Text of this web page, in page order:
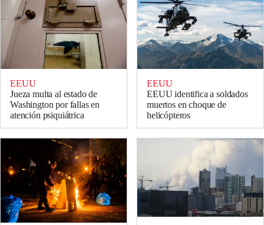
EEUU
Jueza multa al estado de
Washington por fallas en
atención psiquiátrica
EEUU
EEUU identifica a soldados
muertos en choque de
helicópteros